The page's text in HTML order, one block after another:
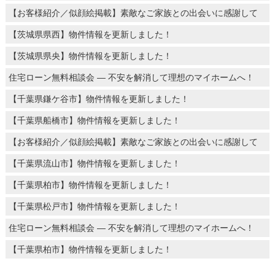
【お客様紹介／似顔絵掲載】素敵なご家族との出会いに感謝して
【茨城県県西】物件情報を更新しました！
【茨城県県央】物件情報を更新しました！
住宅ローン無料相談会 ― 不安を解消して理想のマイホームへ！
【千葉県鎌ケ谷市】物件情報を更新しました！
【千葉県船橋市】物件情報を更新しました！
【お客様紹介／似顔絵掲載】素敵なご家族との出会いに感謝して
【千葉県流山市】物件情報を更新しました！
【千葉県柏市】物件情報を更新しました！
【千葉県松戸市】物件情報を更新しました！
住宅ローン無料相談会 ― 不安を解消して理想のマイホームへ！
【千葉県柏市】物件情報を更新しました！